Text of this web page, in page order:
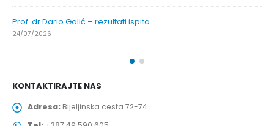
Prof. dr Dario Galić – rezultati ispita
24/07/2026
KONTAKTIRAJTE NAS
Adresa: Bijeljinska cesta 72-74